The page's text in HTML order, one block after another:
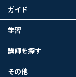
ガイド
学習
講師を探す
その他